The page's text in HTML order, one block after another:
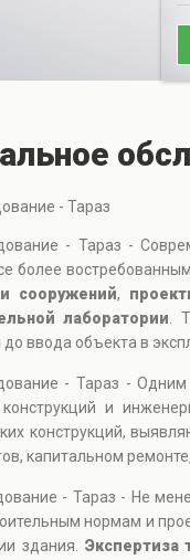
- Тараз
- Тараз -
более
сооружений,
лаборатории .
ввода объекта в
- Тараз -
конструкций и
конструкций,
капитальном
- Тараз - Не
нормам и
здания. Экспертиза